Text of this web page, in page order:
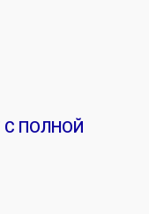
С ПОЛНОЙ